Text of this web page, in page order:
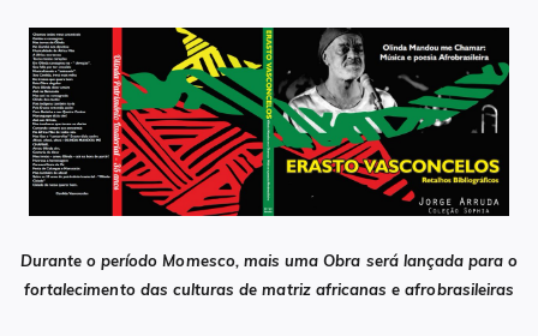
Durante o período Momesco, mais uma Obra será lançada para o
fortalecimento das culturas de matriz africanas e afrobrasileiras